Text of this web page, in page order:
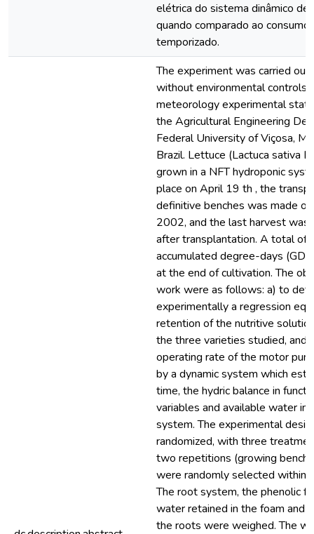
elétrica do sistema dinâmico
quando comparado ao
temporizado.
The experiment was carried out
without environmental controls,
meteorology experimental
the Agricultural Engineering
Federal University of Viçosa,
Brazil. Lettuce (Lactuca sativa
grown in a NFT hydroponic
place on April 19 th , the
definitive benches was made
2002, and the last harvest was
after transplantation. A total of
accumulated degree-days
at the end of cultivation. The
work were as follows: a) to
experimentally a regression
retention of the nutritive
the three varieties studied, and
operating rate of the motor
by a dynamic system which
time, the hydric balance in
variables and available water
system. The experimental
randomized, with three
two repetitions (growing
were randomly selected within
The root system, the phenolic
water retained in the foam and
the roots were weighed. The